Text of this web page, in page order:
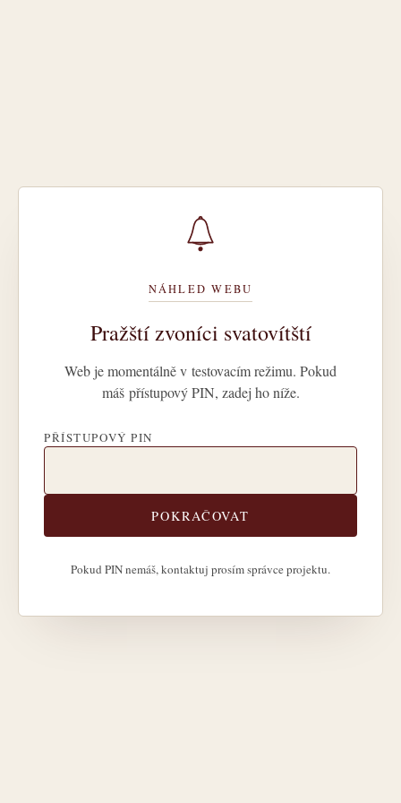
NÁHLED WEBU
Pražští zvoníci svatovítští
Web je momentálně v testovacím režimu. Pokud
máš přístupový PIN, zadej ho níže.
PŘÍSTUPOVÝ PIN
POKRAČOVAT
Pokud PIN nemáš, kontaktuj prosím správce projektu.